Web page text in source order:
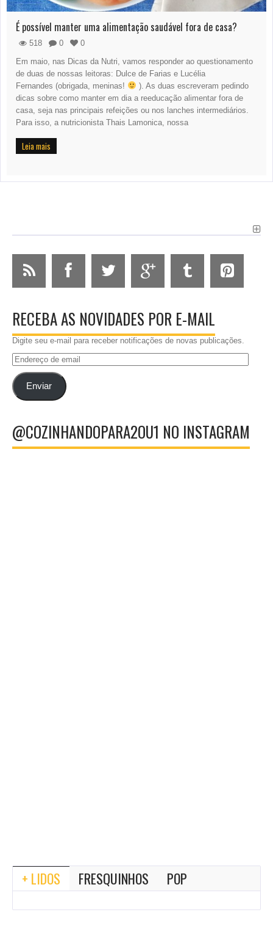
É possível manter uma alimentação saudável fora de casa?
518 0
0
Em maio, nas Dicas da Nutri, vamos responder ao questionamento
de duas de nossas leitoras: Dulce de Farias e Lucélia
Fernandes (obrigada, meninas!
). As duas escreveram pedindo
dicas sobre como manter em dia a reeducação alimentar fora de
casa, seja nas principais refeições ou nos lanches intermediários.
Para isso, a nutricionista Thais Lamonica, nossa
Leia mais
RECEBA AS NOVIDADES POR E-MAIL
Digite seu e-mail para receber notificações de novas publicações.
Endereço
emailEnviar
@COZINHANDOPARA2OU1 NO INSTAGRAM
+ LIDOS FRESQUINHOS POP